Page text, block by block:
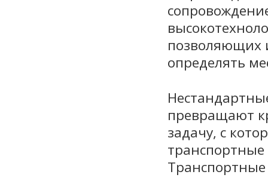
позволяющих
определять
превращают
задачу, с